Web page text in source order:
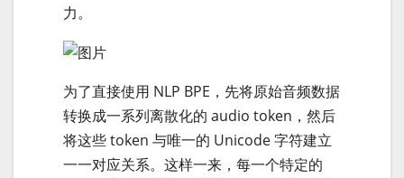
力。
为了直接使用 NLP BPE，先将原始音频数据
转换成一系列离散化的 audio token，然后
将这些 token 与唯一的 Unicode 字符建立
一一对应关系。这样一来，每一个特定的